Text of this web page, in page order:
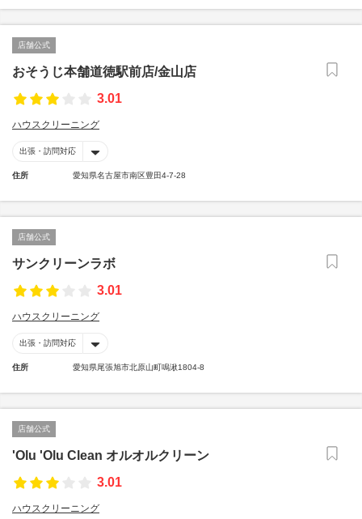
店舗公式
おそうじ本舗道徳駅前店/金山店
3.01
ハウスクリーニング
出張・訪問対応
住所 愛知県名古屋市南区豊田4-7-28
店舗公式
サンクリーンラボ
3.01
ハウスクリーニング
出張・訪問対応
住所 愛知県尾張旭市北原山町鳴湫1804-8
店舗公式
'Olu 'Olu Clean オルオルクリーン
3.01
ハウスクリーニング